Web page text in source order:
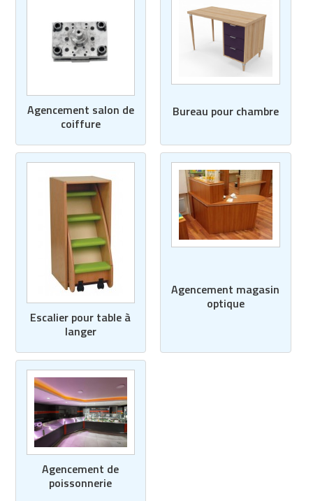
Agencement salon de
coiffure
Bureau pour chambre
Escalier pour table à
langer
Agencement magasin
optique
Agencement de
poissonnerie